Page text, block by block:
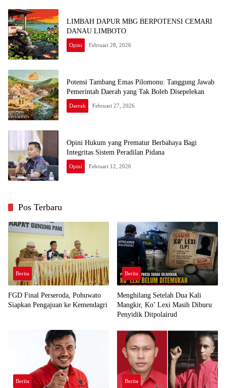
LIMBAH DAPUR MBG BERPOTENSI CEMARI
DANAU LIMBOTO
Opini Februari 28, 2026
Potensi Tambang Emas Pilomonu: Tanggung Jawab
Pemerintah Daerah yang Tak Boleh Disepelekan
Daerah Februari 27, 2026
Opini Hukum yang Prematur Berbahaya Bagi
Integritas Sistem Peradilan Pidana
Opini Februari 12, 2026
Pos Terbaru
Berita
FGD Final Perseroda, Pohuwato
Siapkan Pengajuan ke Kemendagri
Berita
Menghilang Setelah Dua Kali
Mangkir, Ko’ Lexi Masih Diburu
Penyidik Ditpolairud
Berita Berita